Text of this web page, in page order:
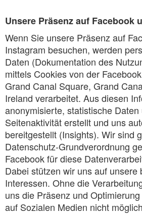
Unsere Präsenz auf Facebook
Wenn Sie unsere Präsenz auf
Instagram besuchen, werden
Daten (Dokumentation des
mittels Cookies von der
Grand Canal Square, Grand
Ireland verarbeitet. Aus diesen
anonymisierte, statistische Daten
Seitenaktivität erstellt und uns
bereitgestellt (Insights). Wir sind
Datenschutz-Grundverordnung
Facebook für diese
Dabei stützen wir uns auf unsere
Interessen. Ohne die
uns die Präsenz und
auf Sozialen Medien nicht